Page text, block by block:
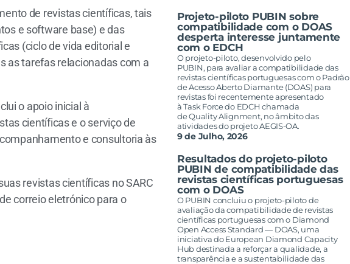
de revistas científicas, tais
e software base) e das
(ciclo de vida editorial e
as tarefas relacionadas com a
o apoio inicial à
científicas e o serviço de
e consultoria às
revistas científicas no SARC
correio eletrónico para o
Projeto-piloto PUBIN sobre
compatibilidade com o DOAS
desperta interesse juntamente
com o EDCH
O projeto-piloto, desenvolvido pelo
PUBIN, para avaliar a compatibilidade das
revistas científicas portuguesas com o Padrão
de Acesso Aberto Diamante (DOAS) para
revistas foi recentemente apresentado
à Task Force do EDCH chamada
de Quality Alignment, no âmbito das
atividades do projeto AEGIS-OA.
9 de Julho, 2026
Resultados do projeto-piloto
PUBIN de compatibilidade das
revistas científicas portuguesas
com o DOAS
O PUBIN concluiu o projeto-piloto de
avaliação da compatibilidade de revistas
científicas portuguesas com o Diamond
Open Access Standard — DOAS, uma
iniciativa do European Diamond Capacity
Hub destinada a reforçar a qualidade, a
transparência e a sustentabilidade das